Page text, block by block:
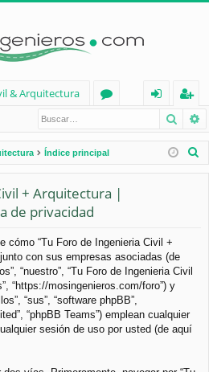
& Arquitectura
os
nt
ifi
e
eg
ist
ra
Índice principal
+ Arquitectura |
de privacidad
cómo “Tu Foro de Ingenieria Civil +
con sus empresas asociadas (de
“nuestro”, “Tu Foro de Ingenieria Civil
“https://mosingenieros.com/foro”) y
“sus”, “software phpBB”,
“phpBB Teams”) emplean cualquier
sesión de uso por usted (de aquí